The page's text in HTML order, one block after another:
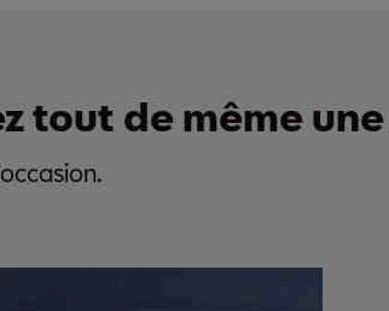
tout de même